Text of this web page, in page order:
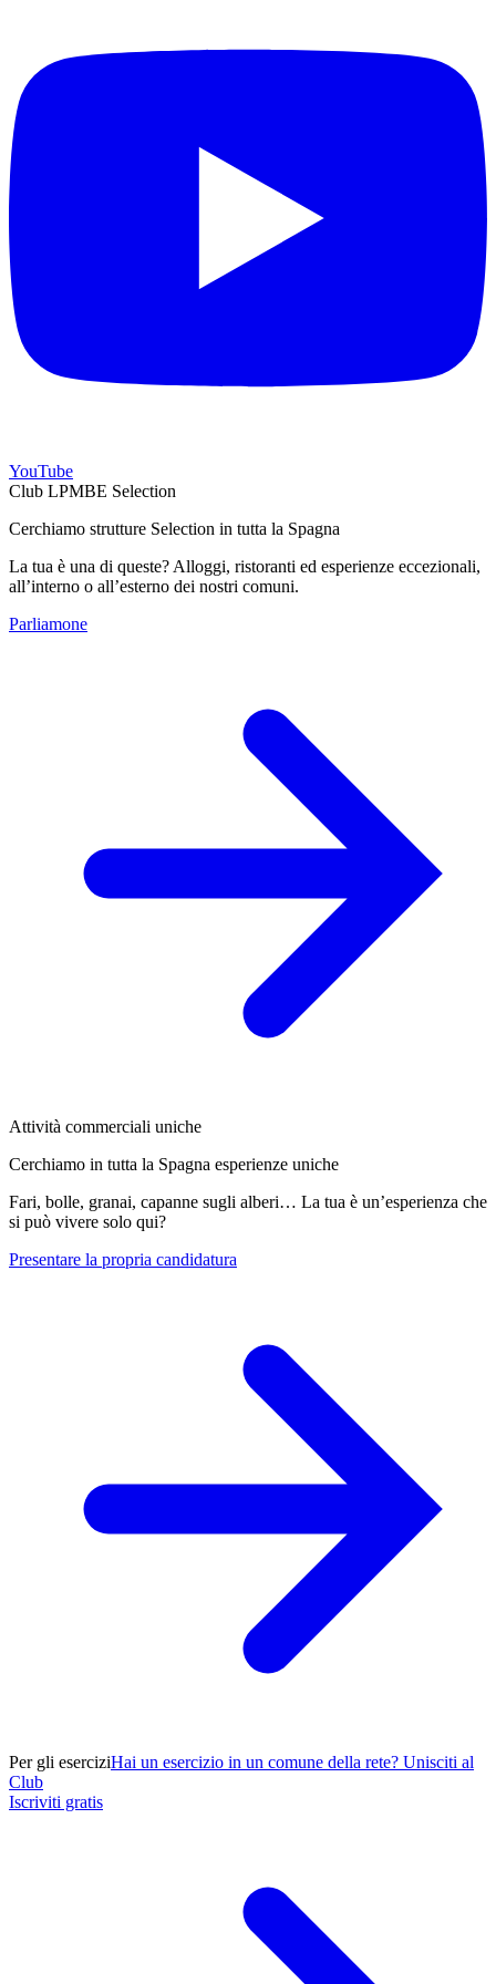
YouTube
Club LPMBE Selection
Cerchiamo strutture Selection in tutta la Spagna
La tua è una di queste? Alloggi, ristoranti ed esperienze eccezionali,
all’interno o all’esterno dei nostri comuni.
Parliamone
Attività commerciali uniche
Cerchiamo in tutta la Spagna esperienze uniche
Fari, bolle, granai, capanne sugli alberi… La tua è un’esperienza che
si può vivere solo qui?
Presentare la propria candidatura
Per gli eserciziHai un esercizio in un comune della rete? Unisciti al
Club
Iscriviti gratis